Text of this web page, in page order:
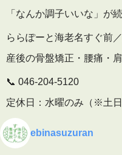
「なんか調子いいな」が
ららぽーと海老名すぐ前
産後の骨盤矯正・腰痛・
📞 046-204-5120
定休日：水曜のみ（※土日
🕒 予約受付
平日 10:00〜19:30
ebinasuzuran